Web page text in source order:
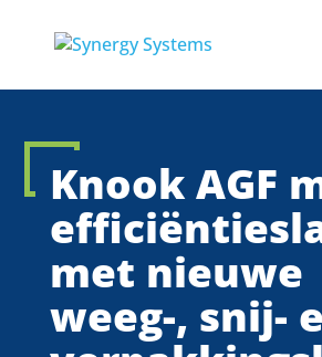
Knook AGF
met nieuwe
weeg-, snij-